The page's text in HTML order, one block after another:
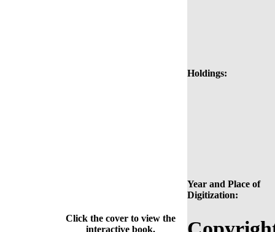
Holdings:
Year and Place of
Digitization:
Click the cover to view the
interactive book.